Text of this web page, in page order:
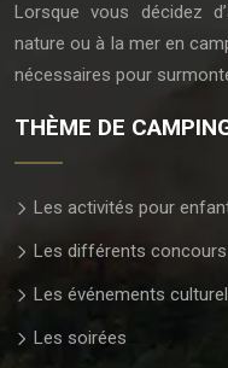
Lorsque vous décidez
nature ou à la mer en
nécessaires pour
THÈME DE
Les activités pour
Les différents concours
Les événements
Les soirées